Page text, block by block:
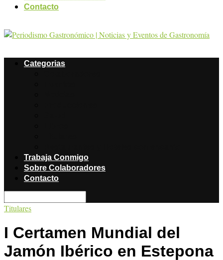
Contacto
Categorias
Trabaja Conmigo
Sobre Colaboradores
Contacto
Titulares
I Certamen Mundial del
Jamón Ibérico en Estepona